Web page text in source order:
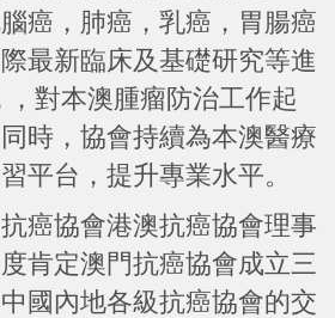
癌，肺癌，乳癌，胃腸癌
最新臨床及基礎研究等進
對本澳腫瘤防治工作起
時，協會持續為本澳醫療
平台，提升專業水平。
癌協會港澳抗癌協會理事
肯定澳門抗癌協會成立三
國內地各級抗癌協會的交